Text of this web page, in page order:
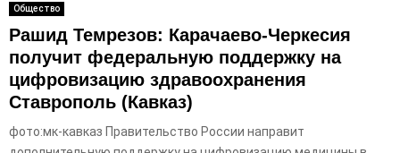
Общество
Рашид Темрезов: Карачаево-Черкесия
получит федеральную поддержку на
цифровизацию здравоохранения
Ставрополь (Кавказ)
фото:мк-кавказ Правительство России направит